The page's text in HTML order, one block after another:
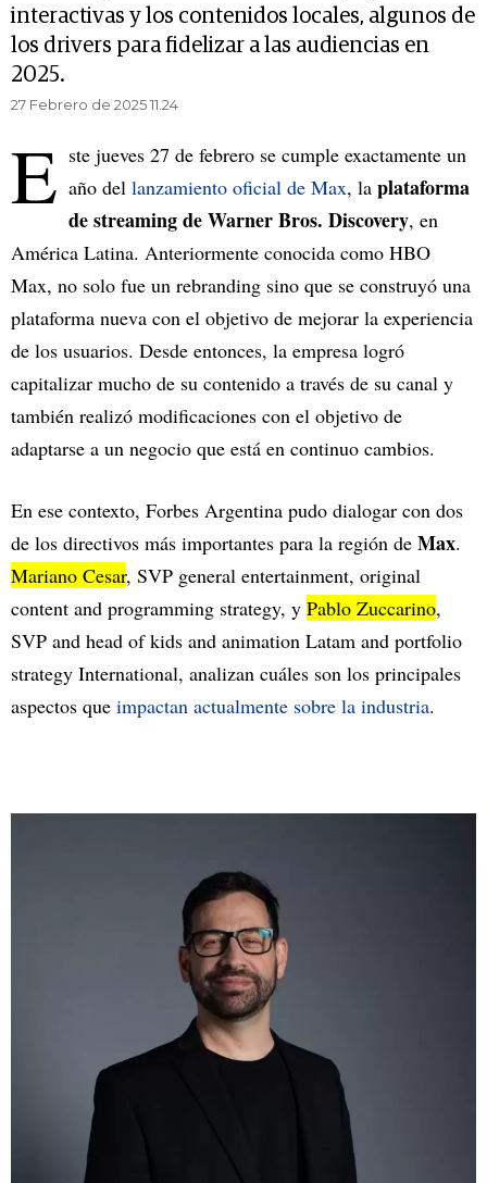
interactivas y los contenidos locales, algunos de
los drivers para fidelizar a las audiencias en
2025.
27 Febrero de 2025 11.24
E ste jueves 27 de febrero se cumple exactamente un
año del lanzamiento oficial de Max, la plataforma
de streaming de Warner Bros. Discovery, en
América Latina. Anteriormente conocida como HBO
Max, no solo fue un rebranding sino que se construyó una
plataforma nueva con el objetivo de mejorar la experiencia
de los usuarios. Desde entonces, la empresa logró
capitalizar mucho de su contenido a través de su canal y
también realizó modificaciones con el objetivo de
adaptarse a un negocio que está en continuo cambios.
En ese contexto, Forbes Argentina pudo dialogar con dos
de los directivos más importantes para la región de Max.
Mariano Cesar, SVP general entertainment, original
content and programming strategy, y Pablo Zuccarino,
SVP and head of kids and animation Latam and portfolio
strategy International, analizan cuáles son los principales
aspectos que impactan actualmente sobre la industria.